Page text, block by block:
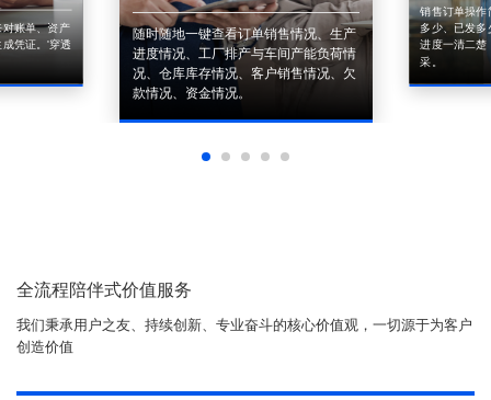
账单、资产
凭证。'穿透
随时随地一键查看订单销售情况、生产
进度情况、工厂排产与车间产能负荷情
况、仓库库存情况、客户销售情况、欠
款情况、资金情况。
销售订单操作
多少、已发多
进度一清二楚
采。
全流程陪伴式价值服务
我们秉承用户之友、持续创新、专业奋斗的核心价值观，一切源于为客户
创造价值